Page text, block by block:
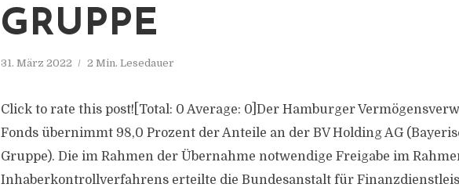
GRUPPE
31. März 2022 2 Min. Lesedauer
Click to rate this post![Total: 0 Average: 0]Der Hamburger
Fonds übernimmt 98,0 Prozent der Anteile an der BV Holding AG
Gruppe). Die im Rahmen der Übernahme notwendige Freigabe im
Inhaberkontrollverfahrens erteilte die Bundesanstalt für